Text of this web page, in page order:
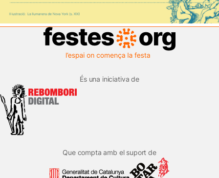
És una iniciativa de
Que compta amb el suport de